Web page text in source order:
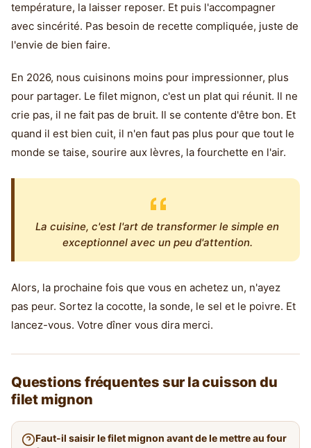
température, la laisser reposer. Et puis l'accompagner
avec sincérité. Pas besoin de recette compliquée, juste de
l'envie de bien faire.
En 2026, nous cuisinons moins pour impressionner, plus
pour partager. Le filet mignon, c'est un plat qui réunit. Il ne
crie pas, il ne fait pas de bruit. Il se contente d'être bon. Et
quand il est bien cuit, il n'en faut pas plus pour que tout le
monde se taise, sourire aux lèvres, la fourchette en l'air.
La cuisine, c'est l'art de transformer le simple en
exceptionnel avec un peu d'attention.
Alors, la prochaine fois que vous en achetez un, n'ayez
pas peur. Sortez la cocotte, la sonde, le sel et le poivre. Et
lancez-vous. Votre dîner vous dira merci.
Questions fréquentes sur la cuisson du
filet mignon
Faut-il saisir le filet mignon avant de le mettre au four